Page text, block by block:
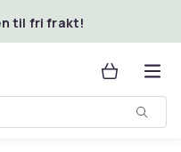
til fri frakt!